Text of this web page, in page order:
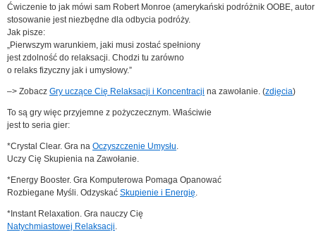
Ćwiczenie to jak mówi sam Robert Monroe (amerykański podróżnik OOBE,
stosowanie jest niezbędne dla odbycia podróży.
Jak pisze:
„Pierwszym warunkiem, jaki musi zostać spełniony
jest zdolność do relaksacji. Chodzi tu zarówno
o relaks fizyczny jak i umysłowy.”
–> Zobacz Gry uczące Cię Relaksacji i Koncentracji na zawołanie. (zdjęcia)
To są gry więc przyjemne z pożyczecznym. Właściwie
jest to seria gier:
*Crystal Clear. Gra na Oczyszczenie Umysłu.
Uczy Cię Skupienia na Zawołanie.
*Energy Booster. Gra Komputerowa Pomaga Opanować
Rozbiegane Myśli. Odzyskać Skupienie i Energię.
*Instant Relaxation. Gra nauczy Cię
Natychmiastowej Relaksacji.